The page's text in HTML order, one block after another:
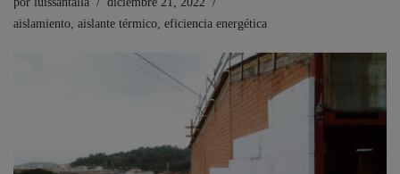
aislamiento aislante térmico eficiencia energética